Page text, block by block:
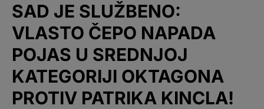
SAD JE SLUŽBENO:
VLASTO ČEPO NAPADA
POJAS U SREDNJOJ
KATEGORIJI OKTAGONA
PROTIV PATRIKA KINCLA!